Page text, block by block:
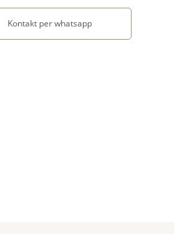
Kontakt per whatsapp